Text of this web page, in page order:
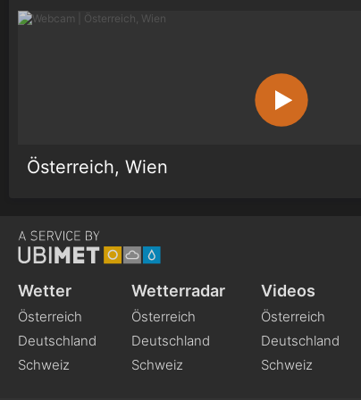
Österreich, Wien
Wetter
Österreich
Deutschland
Schweiz
Wetterradar
Österreich
Deutschland
Schweiz
Videos
Österreich
Deutschland
Schweiz